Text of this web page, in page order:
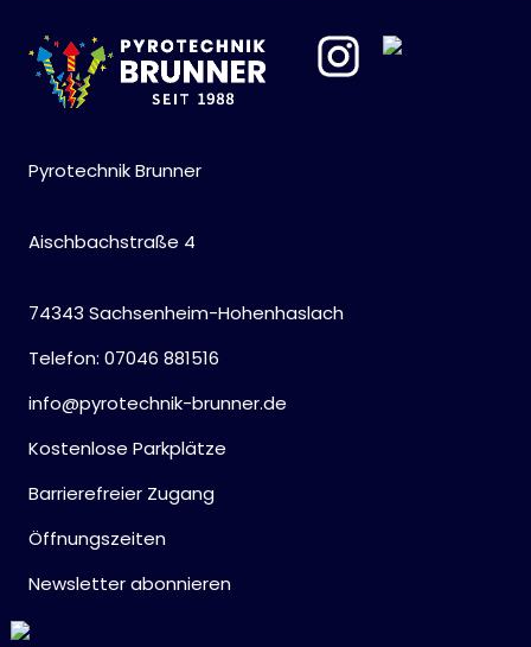
Pyrotechnik Brunner
Aischbachstraße 4
74343 Sachsenheim-Hohenhaslach
Telefon: 07046 881516
info@pyrotechnik-brunner.de
Kostenlose Parkplätze
Barrierefreier Zugang
Öffnungszeiten
Newsletter abonnieren